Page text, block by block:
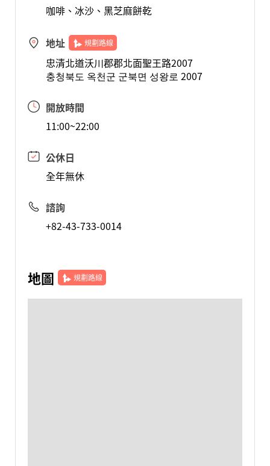
咖啡、冰沙、黑芝麻餅乾
地址 規劃路線
忠清北道沃川郡郡北面聖王路2007
충청북도 옥천군 군북면 성왕로 2007
開放時間
11:00~22:00
公休日
全年無休
諮詢
+82-43-733-0014
地圖 規劃路線